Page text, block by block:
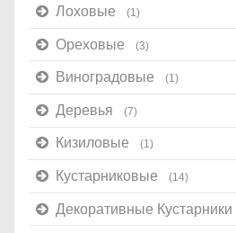
Лоховые (1)
Ореховые (3)
Виноградовые (1)
Деревья (7)
Кизиловые (1)
Кустарниковые (14)
Декоративные Кустарники